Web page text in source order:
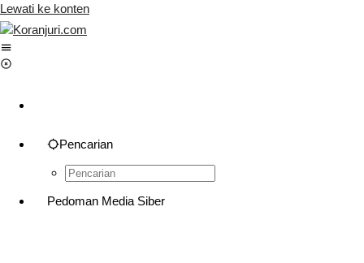
Lewati ke konten
Pencarian
Pedoman Media Siber